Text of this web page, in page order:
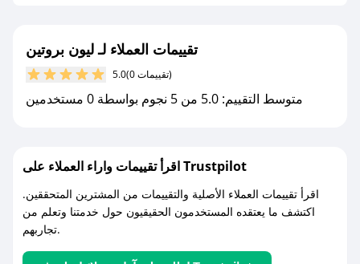
مع صحصح، تسوق بذكاء ووفّر على كل مشترياتك مع
كوبونات خصم حصرية من ليون بروتين!
تقييمات العملاء لـ ليون بروتين
5.0 (0 تقييمات)
متوسط التقييم: 5.0 من 5 نجوم بواسطة 0 مستخدمين
اقرأ تقييمات واراء العملاء على Trustpilot
اقرأ تقييمات العملاء الأصلية والتقييمات من المشترين المتحققين.
اكتشف ما يعتقده المستخدمون الحقيقيون حول خدمتنا وتعلم من
تجاربهم.